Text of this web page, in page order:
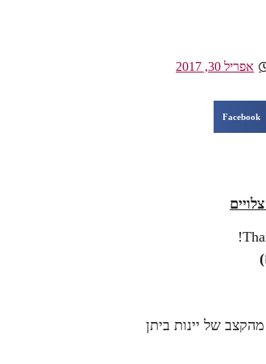
אפריל 30, 2017
Facebook